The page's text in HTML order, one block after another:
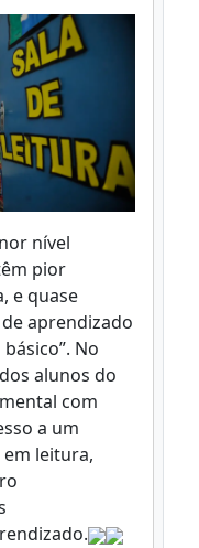
nível
pior
e quase
aprendizado
No
alunos do
com
a um
leitura,